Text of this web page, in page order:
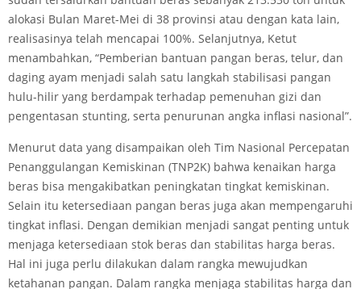
alokasi Bulan Maret-Mei di 38 provinsi atau dengan kata lain,
realisasinya telah mencapai 100%. Selanjutnya, Ketut
menambahkan, “Pemberian bantuan pangan beras, telur, dan
daging ayam menjadi salah satu langkah stabilisasi pangan
hulu-hilir yang berdampak terhadap pemenuhan gizi dan
pengentasan stunting, serta penurunan angka inflasi nasional”.
Menurut data yang disampaikan oleh Tim Nasional Percepatan
Penanggulangan Kemiskinan (TNP2K) bahwa kenaikan harga
beras bisa mengakibatkan peningkatan tingkat kemiskinan.
Selain itu ketersediaan pangan beras juga akan mempengaruhi
tingkat inflasi. Dengan demikian menjadi sangat penting untuk
menjaga ketersediaan stok beras dan stabilitas harga beras.
Hal ini juga perlu dilakukan dalam rangka mewujudkan
ketahanan pangan. Dalam rangka menjaga stabilitas harga dan